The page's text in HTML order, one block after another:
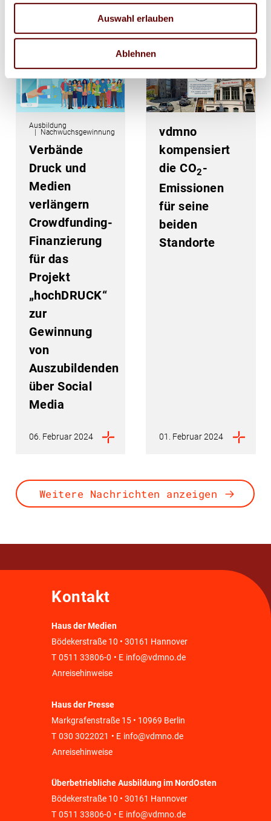
Auswahl erlauben
Ablehnen
08. Februar 2024
Ausbildung
Nachwuchsgewinnung
Verbände
Druck und
Medien
verlängern
Crowdfunding-
Finanzierung
für das
Projekt
„hochDRUCK“
zur
Gewinnung
von
Auszubildenden
über Social
Media
06. Februar 2024
vdmno
kompensiert
die CO2-
Emissionen
für seine
beiden
Standorte
01. Februar 2024
Weitere Nachrichten anzeigen
Kontakt
Haus der Medien
Bödekerstraße 10 • 30161 Hannover
T 0511 33806-0 • E info@vdmno.de
Anreisehinweise
Haus der Presse
Markgrafenstraße 15 • 10969 Berlin
T 030 3022021 • E info@vdmno.de
Anreisehinweise
Überbetriebliche Ausbildung im NordOsten
Bödekerstraße 10 • 30161 Hannover
T 0511 33806-0 • E info@vdmno.de